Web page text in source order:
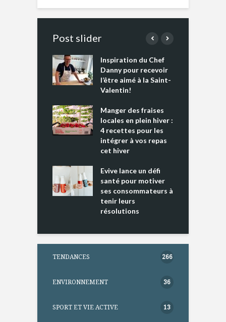
Post slider
Inspiration du Chef
Danny pour recevoir
l’être aimé à la Saint-
Valentin!
Manger des fraises
locales en plein hiver :
4 recettes pour les
intégrer à vos repas
cet hiver
Evive lance un défi
santé pour motiver
ses consommateurs à
tenir leurs
résolutions
TENDANCES 266
ENVIRONNEMENT 36
SPORT ET VIE ACTIVE 13